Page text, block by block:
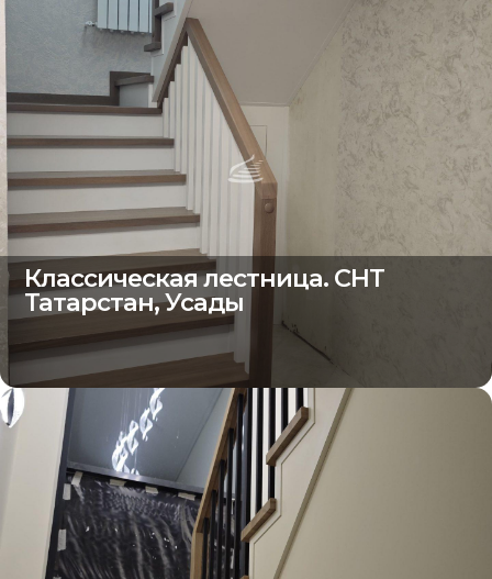
Классическая лестница. СНТ
Татарстан, Усады